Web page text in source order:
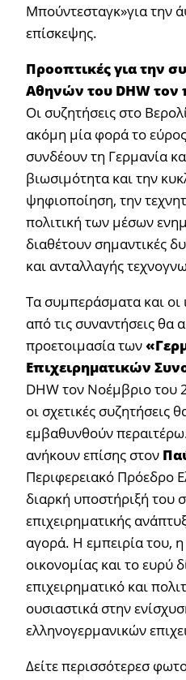
Μπούντεσταγκ»για την
επίσκεψης.
Προοπτικές για την
Αθηνών του DHWτον
Οι συζητήσεις στο
ακόμη μία φορά το
συνδέουν τη Γερμανία
βιωσιμότητα και την
ψηφιοποίηση, την
πολιτική των μέσων
διαθέτουν σημαντικές
και ανταλλαγής
Τα συμπεράσματα και
από τις συναντήσεις θα
προετοιμασία των
Επιχειρηματικών
DHW τον Νοέμβριο του
οι σχετικές συζητήσεις
εμβαθυνθούν περαιτέρω.
ανήκουν επίσης στον
Περιφερειακό Πρόεδρο
διαρκή υποστήριξή του
επιχειρηματικής
αγορά. Η εμπειρία του,
οικονομίας και το ευρύ
επιχειρηματικό και
ουσιαστικά στην
ελληνογερμανικών
Δείτε περισσότερεσ